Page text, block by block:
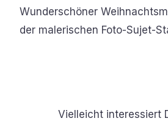
Wunderschöner
der malerischen Foto-Sujet-
Vielleicht interessiert